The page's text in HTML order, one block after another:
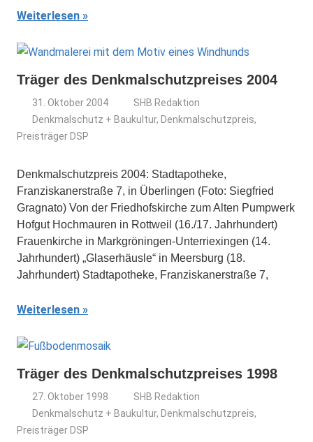
Weiterlesen
Träger des Denkmalschutzpreises 2004
31. Oktober 2004
SHB Redaktion
Denkmalschutz + Baukultur, Denkmalschutzpreis,
Preisträger DSP
Denkmalschutzpreis 2004: Stadtapotheke,
Franziskanerstraße 7, in Überlingen (Foto: Siegfried
Gragnato) Von der Friedhofskirche zum Alten Pumpwerk
Hofgut Hochmauren in Rottweil (16./17. Jahrhundert)
Frauenkirche in Markgröningen-Unterriexingen (14.
Jahrhundert) „Glaserhäusle“ in Meersburg (18.
Jahrhundert) Stadtapotheke, Franziskanerstraße 7,
Weiterlesen
Träger des Denkmalschutzpreises 1998
27. Oktober 1998
SHB Redaktion
Denkmalschutz + Baukultur, Denkmalschutzpreis,
Preisträger DSP